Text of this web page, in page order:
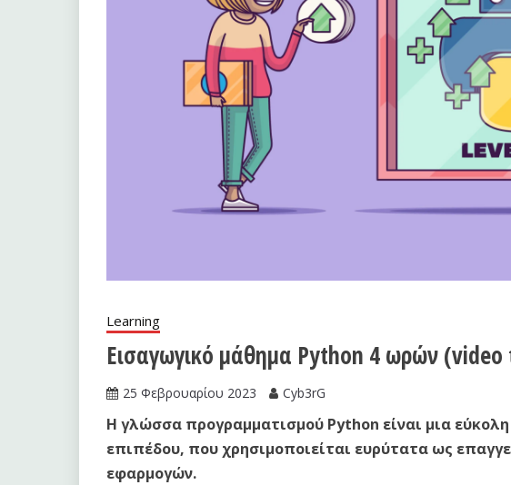
Learning
Εισαγωγικό μάθημα Python 4 ωρών
25 Φεβρουαρίου 2023 Cyb3rG
Η γλώσσα προγραμματισμού Python είναι μια
επιπέδου, που χρησιμοποιείται ευρύτατα ως
εφαρμογών.